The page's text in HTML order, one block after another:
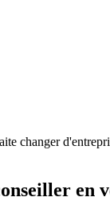
changer
en